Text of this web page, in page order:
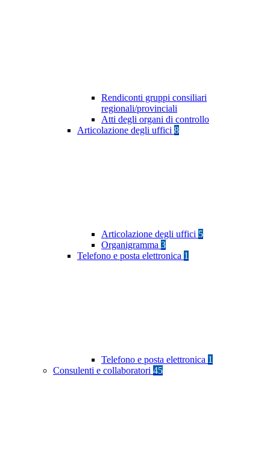
Rendiconti gruppi consiliari
regionali/provinciali
Atti degli organi di controllo
Articolazione degli uffici 8
Articolazione degli uffici 5
Organigramma 3
Telefono e posta elettronica 1
Telefono e posta elettronica 1
Consulenti e collaboratori 45